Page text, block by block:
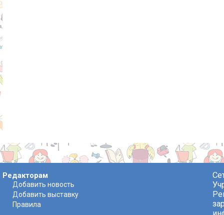
Редакторам
Добавить новость
Добавить выставку
Правила